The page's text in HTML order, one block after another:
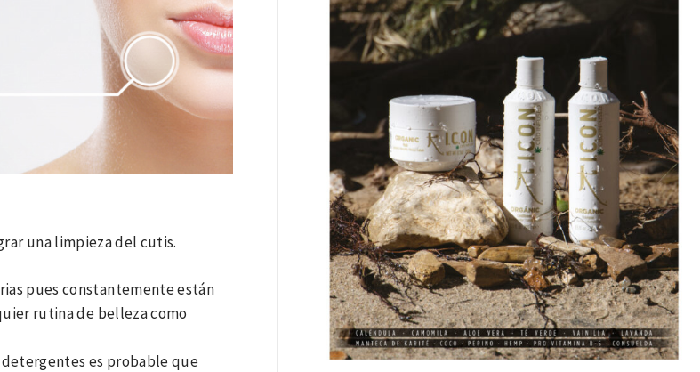
una limpieza del cutis.
pues constantemente están
rutina de belleza como
es probable que